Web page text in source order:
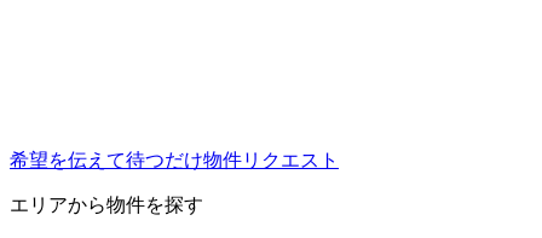
希望を伝えて待つだけ物件リクエスト
エリアから物件を探す